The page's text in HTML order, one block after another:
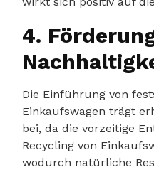
4.
Die Einführung von
Einkaufswagen trägt
bei, da die vorzeitige
Recycling von
wodurch natürliche